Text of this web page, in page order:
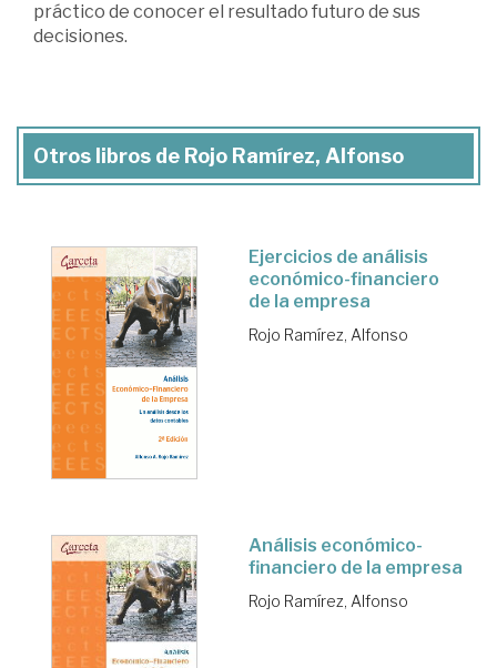
práctico de conocer el resultado futuro de sus
decisiones.
Otros libros de Rojo Ramírez, Alfonso
Ejercicios de análisis
económico-financiero
de la empresa
Rojo Ramírez, Alfonso
Análisis económico-
financiero de la empresa
Rojo Ramírez, Alfonso